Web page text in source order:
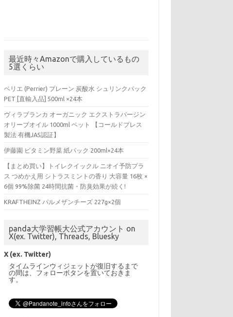
最近時々Amazonで購入しているもの
5選くらい
ペリエ (Perrier) プレーン 炭酸水 シュリンクパック
PET [直輸入品] 500ml ×24本
ヴィラブランカ オーガニック エクストラバージン
オリーブオイル 1000ml ペット 【コールドプレス
製法 有機JAS認証】
伊藤園 ビタミン野菜 紙パック 200ml×24本
【まとめ買い】トイレクイックル ニオイ予防プラ
ス つめかえ用 シトラスミントの香り 大容量 16枚 ×
6個 99%除菌 24時間抗菌・防臭効果が続く!
KRAFTHEINZ パルメザンチーズ 227g×2個
panda大学習帳大公式アカウント on
X(ex. Twitter), Threads, Bluesky
X (ex. Twitter)
タイムラインウィジェットが復旧するまで
の間は、フォローボタンを置いておきま
す。